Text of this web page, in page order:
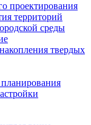
проектирования
территорий
среды
твердых